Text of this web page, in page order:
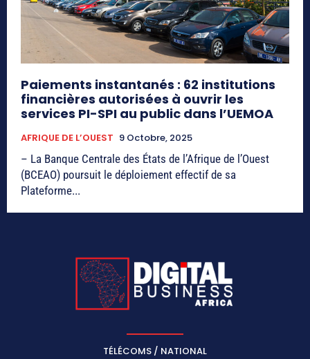
Paiements instantanés : 62 institutions
financières autorisées à ouvrir les
services PI-SPI au public dans l’UEMOA
AFRIQUE DE L’OUEST 9 Octobre, 2025
– La Banque Centrale des États de l’Afrique de l’Ouest
(BCEAO) poursuit le déploiement effectif de sa
Plateforme...
TÉLÉCOMS / NATIONAL